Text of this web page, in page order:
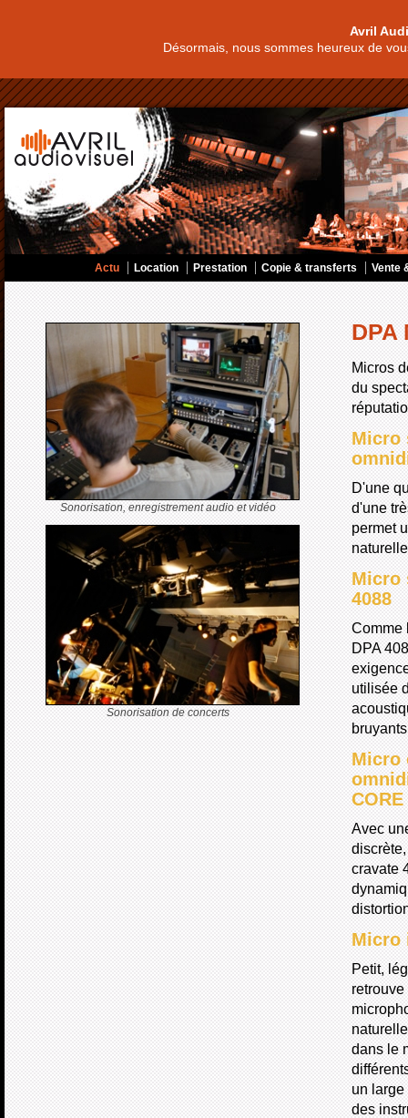
Avril
Désormais, nous sommes heureux de
Actu Location Prestation Copie & transferts Vente
Micros
du
Micro
D'une
d'une
permet
Micro
4088
Comme
DPA
utilisée
Micro
CORE
Avec
cravate
Micro
Petit,
dans le
un
des
Sonorisation, enregistrement audio et vidéo
Sonorisation de concerts